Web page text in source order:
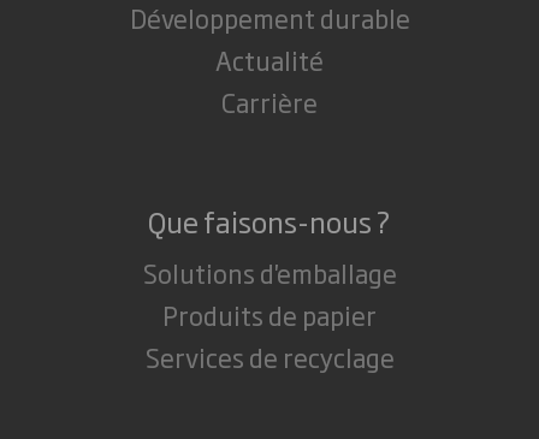
Développement durable
Actualité
Carrière
Que faisons-nous ?
Solutions d'emballage
Produits de papier
Services de recyclage